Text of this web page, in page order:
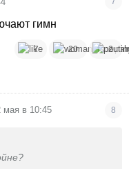
гимн
7 20 2
мая в 10:45 8